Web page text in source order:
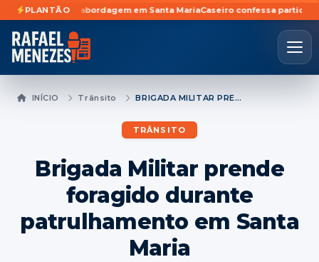
PLANTÃO
abordagem em Santa MariaCaseiro confessa participação em
INÍCIO Trânsito BRIGADA MILITAR PRENDE FORAGIDO DURANTE PATRULHAMENTO EM SANTA MARIA
TRÂNSITO
Brigada Militar prende
foragido durante
patrulhamento em Santa
Maria